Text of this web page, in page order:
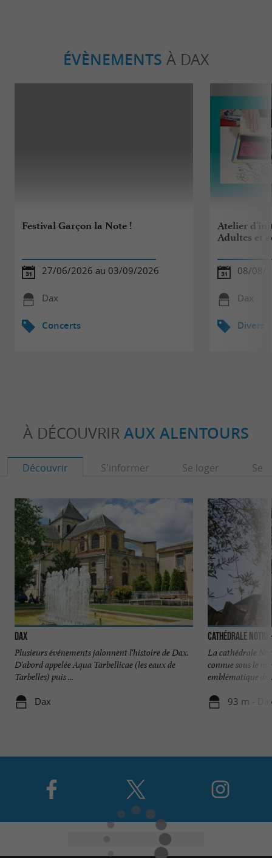
ÉVÈNEMENTS À DAX
Festival Garçon la Note !
27/06/2026 au 03/09/2026
Dax
Concerts
Atelier
Adultes et
08/08/
Dax
Divers
À DÉCOUVRIR AUX ALENTOURS
Découvrir S'informer Se loger Se
Dax
Plusieurs événements jalonnent l'histoire de Dax.
D'abord appelée Aqua Tarbellicae (les eaux de
Tarbelles) puis ...
Dax
Cathédrale Notre-
La cathédrale
connue sous le
emblématique du
93 m -